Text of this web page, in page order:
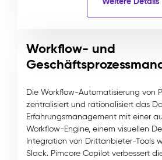
Workflow- und
Die Workflow-Automatisierung von
zentralisiert und rationalisiert das
Erfahrungsmanagement mit einer
Workflow-Engine, einem visuellen
Integration von Drittanbieter-Tools
Slack. Pimcore Copilot verbessert